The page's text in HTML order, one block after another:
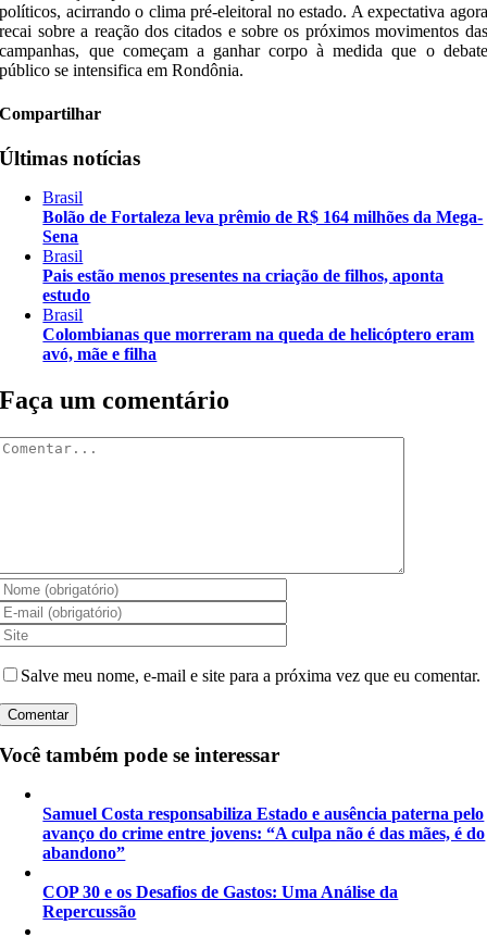
políticos, acirrando o clima pré-eleitoral no estado. A expectativa agora
recai sobre a reação dos citados e sobre os próximos movimentos das
campanhas, que começam a ganhar corpo à medida que o debate
público se intensifica em Rondônia.
Compartilhar
Últimas notícias
Brasil
Bolão de Fortaleza leva prêmio de R$ 164 milhões da Mega-
Sena
Brasil
Pais estão menos presentes na criação de filhos, aponta
estudo
Brasil
Colombianas que morreram na queda de helicóptero eram
avó, mãe e filha
Faça um comentário
Salve meu nome, e-mail e site para a próxima vez que eu comentar.
Você também pode se interessar
Samuel Costa responsabiliza Estado e ausência paterna pelo
avanço do crime entre jovens: “A culpa não é das mães, é do
abandono”
COP 30 e os Desafios de Gastos: Uma Análise da
Repercussão